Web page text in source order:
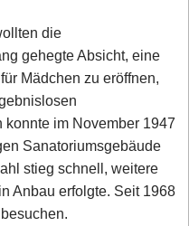
die
gehegte Absicht, eine
Mädchen zu eröffnen,
im November 1947
Sanatoriumsgebäude
stieg schnell, weitere
Anbau erfolgte. Seit 1968